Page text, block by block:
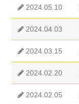
2024.05.10
2024.04.03
2024.03.15
2024.02.20
2024.02.05